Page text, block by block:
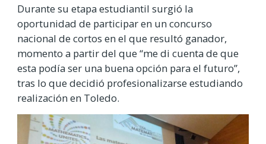
Durante su etapa estudiantil surgió la
oportunidad de participar en un concurso
nacional de cortos en el que resultó ganador,
momento a partir del que “me di cuenta de que
esta podía ser una buena opción para el futuro”,
tras lo que decidió profesionalizarse estudiando
realización en Toledo.